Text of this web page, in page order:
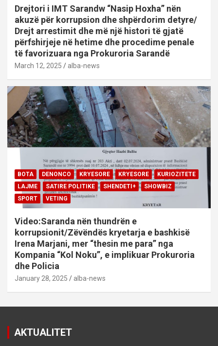
Drejtori i IMT Sarandw “Nasip Hoxha” nën
akuzë për korrupsion dhe shpërdorim detyre/
Drejt arrestimit dhe më një histori të gjatë
përfshirjeje në hetime dhe procedime penale
të favorizuara nga Prokuroria Sarandë
March 12, 2025 alba-news
BOTA DENONCO KRYESORE KRYESORE
KURIOZITETE
LAJME
SATIRE POLITIKE SHENDETI+
SHOWBIZ
SPORT
VETING
Video:Saranda nën thundrën e
korrupsionit/Zëvëndës kryetarja e bashkisë
Irena Marjani, mer “thesin me para” nga
Kompania “Kol Noku”, e implikuar Prokuroria
dhe Policia
January 28, 2025 alba-news
AKTUALITET